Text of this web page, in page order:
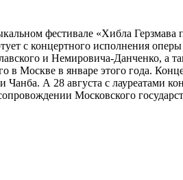
фестивале «Хибла
с концертного исполнения
и Немировича-Данченко, а
Москве в январе этого года.
А 28 августа с лауреатами
Московского